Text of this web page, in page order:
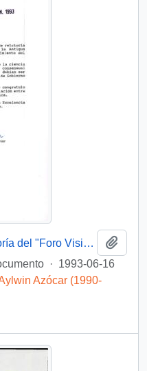
[Adjunta documento de relatoría del "Foro Visión Iberoamericana 2000"]
· 1993-06-16
Azócar (1990-